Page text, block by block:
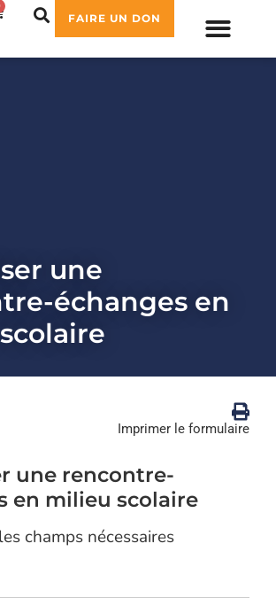
FAIRE UN DON
une
échanges en
Imprimer le formulaire
une rencontre-
en milieu scolaire
champs nécessaires